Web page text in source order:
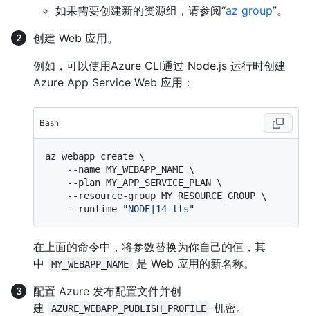
如果需要创建新的资源组，请参阅“az group”。
创建 Web 应用。
例如，可以使用Azure CLI通过 Node.js 运行时创建
Azure App Service Web 应用：
Bash
az webapp create \
    --runtime
"NODE|14-lts"
在上面的命令中，将参数替换为你自己的值，其
中
MY_WEBAPP_NAME
是 Web 应用的新名称。
配置 Azure 发布配置文件并创
建
AZURE_WEBAPP_PUBLISH_PROFILE
机密。